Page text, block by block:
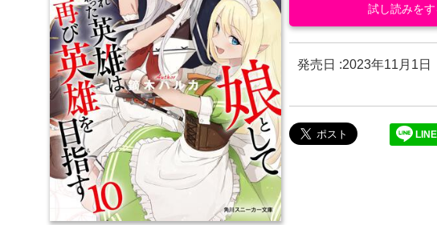
発売日 :2023年11月1日
試し読みをす